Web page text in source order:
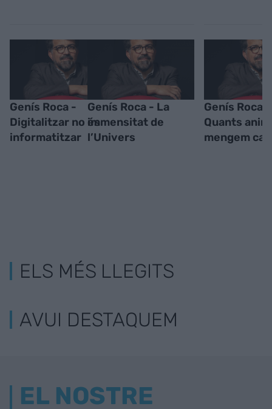
Genís Roca -
Digitalitzar no és
informatitzar
Genís Roca - La
immensitat de
l’Univers
Genís Roca -
Quants
mengem
ELS MÉS LLEGITS
AVUI DESTAQUEM
EL NOSTRE